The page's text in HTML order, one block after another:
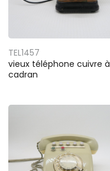
TEL1457
vieux téléphone cuivre à
cadran